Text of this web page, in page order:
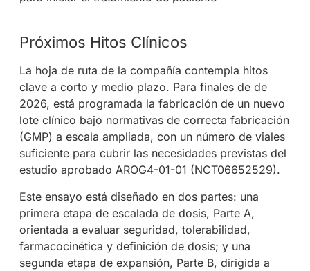
Próximos Hitos Clínicos
La hoja de ruta de la compañía contempla hitos
clave a corto y medio plazo. Para finales de de
2026, está programada la fabricación de un nuevo
lote clínico bajo normativas de correcta fabricación
(GMP) a escala ampliada, con un número de viales
suficiente para cubrir las necesidades previstas del
estudio aprobado AROG4-01-01 (NCT06652529).
Este ensayo está diseñado en dos partes: una
primera etapa de escalada de dosis, Parte A,
orientada a evaluar seguridad, tolerabilidad,
farmacocinética y definición de dosis; y una
segunda etapa de expansión, Parte B, dirigida a